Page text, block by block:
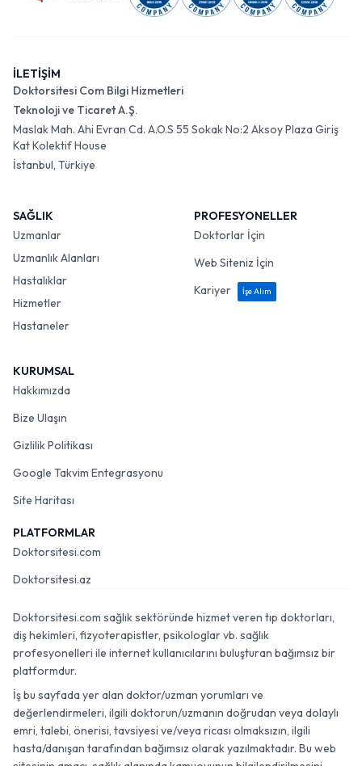
İLETİŞİM
Doktorsitesi Com Bilgi Hizmetleri
Teknoloji ve Ticaret A.Ş.
Maslak Mah. Ahi Evran Cd. A.O.S 55 Sokak No:2 Aksoy Plaza Giriş
Kat Kolektif House
İstanbul, Türkiye
SAĞLIK
Uzmanlar
Uzmanlık Alanları
Hastalıklar
Hizmetler
Hastaneler
PROFESYONELLER
Doktorlar İçin
Web Siteniz İçin
Kariyer
İşe Alım
KURUMSAL
Hakkımızda
Bize Ulaşın
Gizlilik Politikası
Google Takvim Entegrasyonu
Site Haritası
PLATFORMLAR
Doktorsitesi.com
Doktorsitesi.az
Doktorsitesi.com sağlık sektöründe hizmet veren tıp doktorları,
diş hekimleri, fizyoterapistler, psikologlar vb. sağlık
profesyonelleri ile internet kullanıcılarını buluşturan bağımsız bir
platformdur.
İş bu sayfada yer alan doktor/uzman yorumları ve
değerlendirmeleri, ilgili doktorun/uzmanın doğrudan veya dolaylı
emri, talebi, önerisi, tavsiyesi ve/veya ricası olmaksızın, ilgili
hasta/danışan tarafından bağımsız olarak yazılmaktadır. Bu web